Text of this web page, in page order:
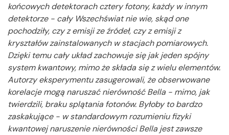
końcowych detektorach cztery fotony, każdy w innym
detektorze - cały Wszechświat nie wie, skąd one
pochodziły, czy z emisji ze źródeł, czy z emisji z
kryształów zainstalowanych w stacjach pomiarowych.
Dzięki temu cały układ zachowuje się jak jeden spójny
system kwantowy, mimo że składa się z wielu elementów.
Autorzy eksperymentu zasugerowali, że obserwowane
korelacje mogą naruszać nierówność Bella - mimo, jak
twierdzili, braku splątania fotonów. Byłoby to bardzo
zaskakujące - w standardowym rozumieniu fizyki
kwantowej naruszenie nierówności Bella jest zawsze